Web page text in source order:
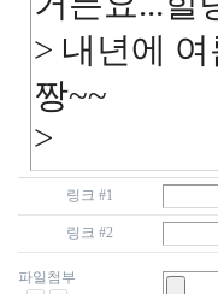
링크 #1
링크 #2
파일첨부